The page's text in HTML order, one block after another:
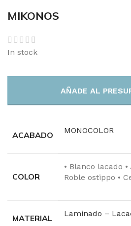
MIKONOS
In stock
AÑADE AL
ACABADO MONOCOLOR
COLOR
• Blanco lacado
Roble ostippo •
MATERIAL Laminado –